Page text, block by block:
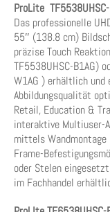
ProLite
Das professionelle
55″ (138.8 cm)
präzise Touch
TF5538UHSC-B1AG)
W1AG ) erhältlich
Abbildungsqualität
Retail, Education &
interaktive Multiuser-
mittels Wandmontage
Frame-
oder Stelen
im Fachhandel